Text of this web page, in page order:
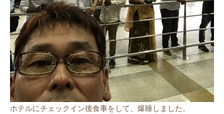
ホテルにチェックイン後食事をして、爆睡しました。